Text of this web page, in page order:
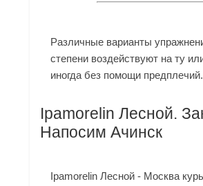
Различные варианты
степени воздействуют на ту
иногда без помощи предплечий.
Ipamorelin Лесной.
Напосим Ачинск
Ipamorelin Лесной - Москва